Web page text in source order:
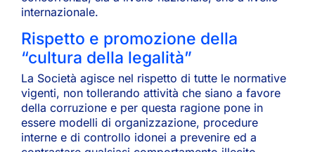
internazionale.
Rispetto e promozione della
“cultura della legalità”
La Società agisce nel rispetto di tutte le normative
vigenti, non tollerando attività che siano a favore
della corruzione e per questa ragione pone in
essere modelli di organizzazione, procedure
interne e di controllo idonei a prevenire ed a